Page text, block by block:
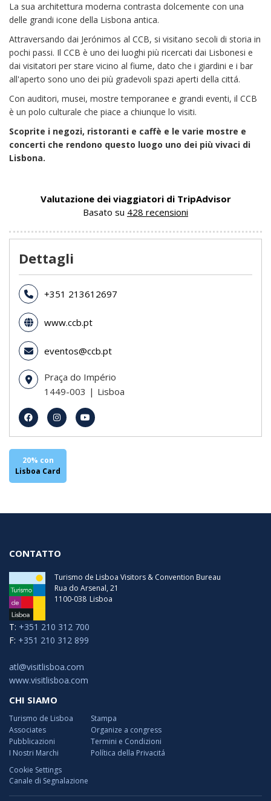
La sua architettura moderna contrasta dolcemente con una
delle grandi icone della Lisbona antica.
Attraversando dai Jerónimos al CCB, si visitano secoli di storia in
pochi passi. Il CCB è uno dei luoghi più ricercati dai Lisbonesi e
dai visitatori per stare vicino al fiume, dato che i giardini e i bar
all'aperto sono uno dei più gradevoli spazi aperti della cittá.
Con auditori, musei, mostre temporanee e grandi eventi, il CCB
è un polo culturale che piace a chiunque lo visiti.
Scoprite i negozi, ristoranti e caffè e le varie mostre e
concerti che rendono questo luogo uno dei più vivaci di
Lisbona.
Valutazione dei viaggiatori di TripAdvisor
Basato su 428 recensioni
Dettagli
+351 213612697
www.ccb.pt
eventos@ccb.pt
Praça do Império
1449-003
Lisboa
20% con
Lisboa Card
CONTATTO
Turismo de Lisboa Visitors & Convention Bureau
Rua do Arsenal, 21
1100-038 Lisboa
T: +351 210 312 700
F: +351 210 312 899
atl@visitlisboa.com
www.visitlisboa.com
CHI SIAMO
Turismo de Lisboa
Associates
Pubblicazioni
I Nostri Marchi
Stampa
Organize a congress
Termini e Condizioni
Política della Privacitá
Cookie Settings
Canale di Segnalazione